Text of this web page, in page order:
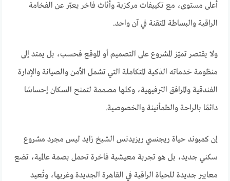
أعلى مستوى، مع تكييفات مركزية وأثاث فاخر يعبّر عن الفخامة
الراقية والبساطة المتقنة في آن واحد.
ولا يقتصر تميّز المشروع على التصميم أو الموقع فحسب، بل يمتد إلى
منظومة خدماته الذكية المتكاملة التي تشمل الأمن والصيانة والإدارة
الفندقية والمرافق الترفيهية، وكلها مصممة لتمنح السكان إحساسًا
دائمًا بالراحة والطمأنينة والخصوصية.
إن كمبوند حياة ريجنسي ريزيدنس الشيخ زايد ليس مجرد مشروع
سكني جديد، بل هو تجربة معيشية فاخرة تحمل بصمة عالمية، تضع
معايير جديدة للحياة الراقية في القاهرة الجديدة وغربها، وتُعيد